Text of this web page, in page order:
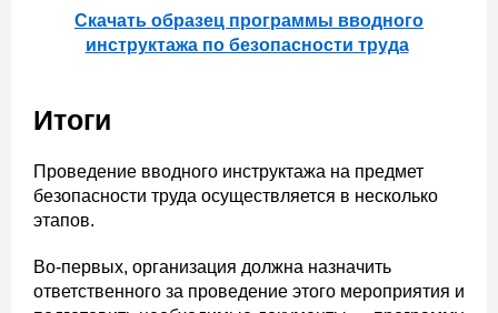
Скачать образец программы вводного
инструктажа по безопасности труда
Итоги
Проведение вводного инструктажа на предмет
безопасности труда осуществляется в несколько
этапов.
Во-первых, организация должна назначить
ответственного за проведение этого мероприятия и